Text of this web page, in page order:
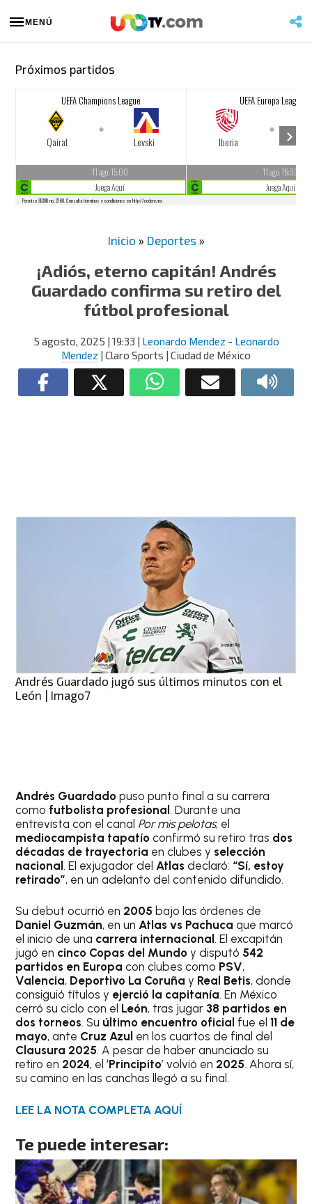
MENÚ
Próximos partidos
Inicio » Deportes »
¡Adiós, eterno capitán! Andrés
Guardado confirma su retiro del
fútbol profesional
5 agosto, 2025 | 19:33 | Leonardo Mendez - Leonardo
Mendez | Claro Sports | Ciudad de México
Andrés Guardado jugó sus últimos minutos con el
León | Imago7
Andrés Guardado puso punto final a su carrera
como futbolista profesional. Durante una
entrevista con el canal Por mis pelotas, el
mediocampista tapatío confirmó su retiro tras dos
décadas de trayectoria en clubes y selección
nacional. El exjugador del Atlas declaró: “Sí, estoy
retirado”, en un adelanto del contenido difundido.
Su debut ocurrió en 2005 bajo las órdenes de
Daniel Guzmán, en unAtlas vs Pachuca que marcó
el inicio de una carrera internacional. El excapitán
jugó en cinco Copas del Mundo y disputó 542
partidos en Europa con clubes como PSV,
Valencia, Deportivo La Coruña y Real Betis, donde
consiguió títulos y ejerció la capitanía. En México
cerró su ciclo con el León, tras jugar 38 partidos en
dos torneos. Su último encuentro oficial fue el11 de
mayo, ante Cruz Azul en los cuartos de final del
Clausura 2025. A pesar de haber anunciado su
retiro en 2024, el ‘Principito’ volvió en 2025. Ahora sí,
su camino en las canchas llegó a su final.
LEE LA NOTA COMPLETA AQUÍ
Te puede interesar: